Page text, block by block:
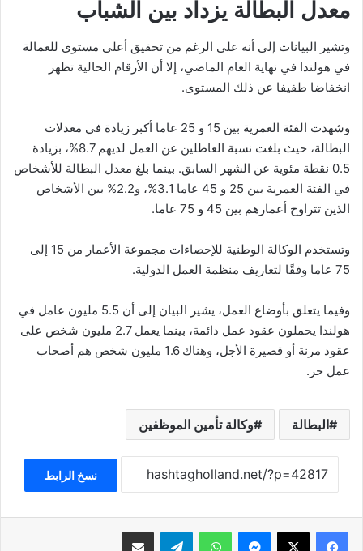
معدل البطالة يزداد بين الشباب
وتشير البيانات إلى أنه على الرغم من تحقيق أعلى مستوى للعمالة
في هولندا في نهاية العام الماضي، إلا أن الأرقام الحالية تظهر
انخفاضا طفيفا عن ذلك المستوى.
وشهدت الفئة العمرية بين 15 و 25 عاما أكبر زيادة في معدلات
البطالة، حيث بلغت نسبة العاطلين عن العمل لديهم 8.7%، بزيادة
0.5 نقطة مئوية عن الشهر السابق. بينما بلغ معدل البطالة للأشخاص
في الفئة العمرية بين 25 و 45 عاما 3.1%، و2.2% بين الأشخاص
الذين تتراوح أعمارهم بين 45 و 75 عاما.
وتستخدم الوكالة الوطنية للإحصاءات مجموعة الأعمار من 15 إلى
75 عاما وفقًا لتعاريف منظمة العمل الدولية.
وفيما يتعلق بأوضاع العمل، يشير البيان إلى أن 5.5 مليون عامل في
هولندا يحملون عقود عمل دائمة، بينما يعمل 2.7 مليون شخص على
عقود مرنة أو قصيرة الأجل، وهناك 1.6 مليون شخص هم أصحاب
عمل حر.
البطالة وكالة تأمين الموظفين
نسخ الرابط
فيسبوك ‫X ماسنجر واتساب تيلقرام مشاركة عبر البريد